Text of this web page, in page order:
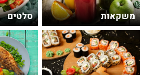
משקאות סלטים